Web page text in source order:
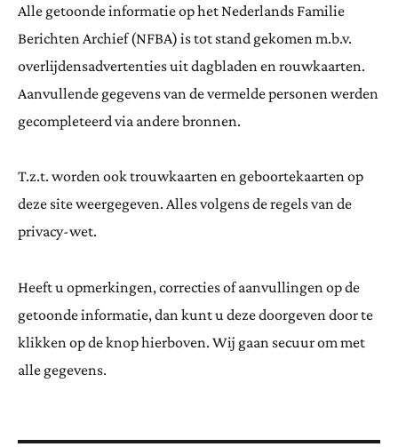
Alle getoonde informatie op het Nederlands Familie
Berichten Archief (NFBA) is tot stand gekomen m.b.v.
overlijdensadvertenties uit dagbladen en rouwkaarten.
Aanvullende gegevens van de vermelde personen werden
gecompleteerd via andere bronnen.
T.z.t. worden ook trouwkaarten en geboortekaarten op
deze site weergegeven. Alles volgens de regels van de
privacy-wet.
Heeft u opmerkingen, correcties of aanvullingen op de
getoonde informatie, dan kunt u deze doorgeven door te
klikken op de knop hierboven. Wij gaan secuur om met
alle gegevens.